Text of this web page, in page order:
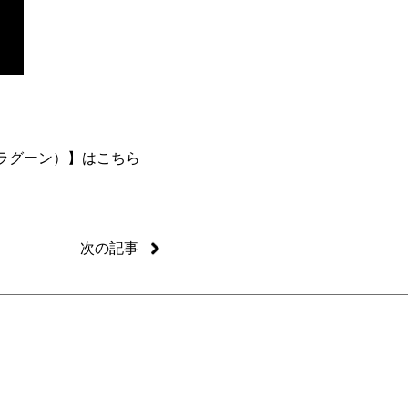
グーン）】はこちら
次の記事